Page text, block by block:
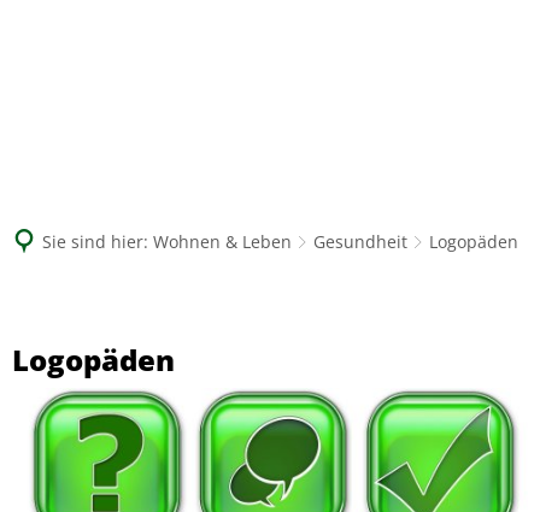
Sie sind hier: Wohnen & Leben Gesundheit Logopäden
Logopäden